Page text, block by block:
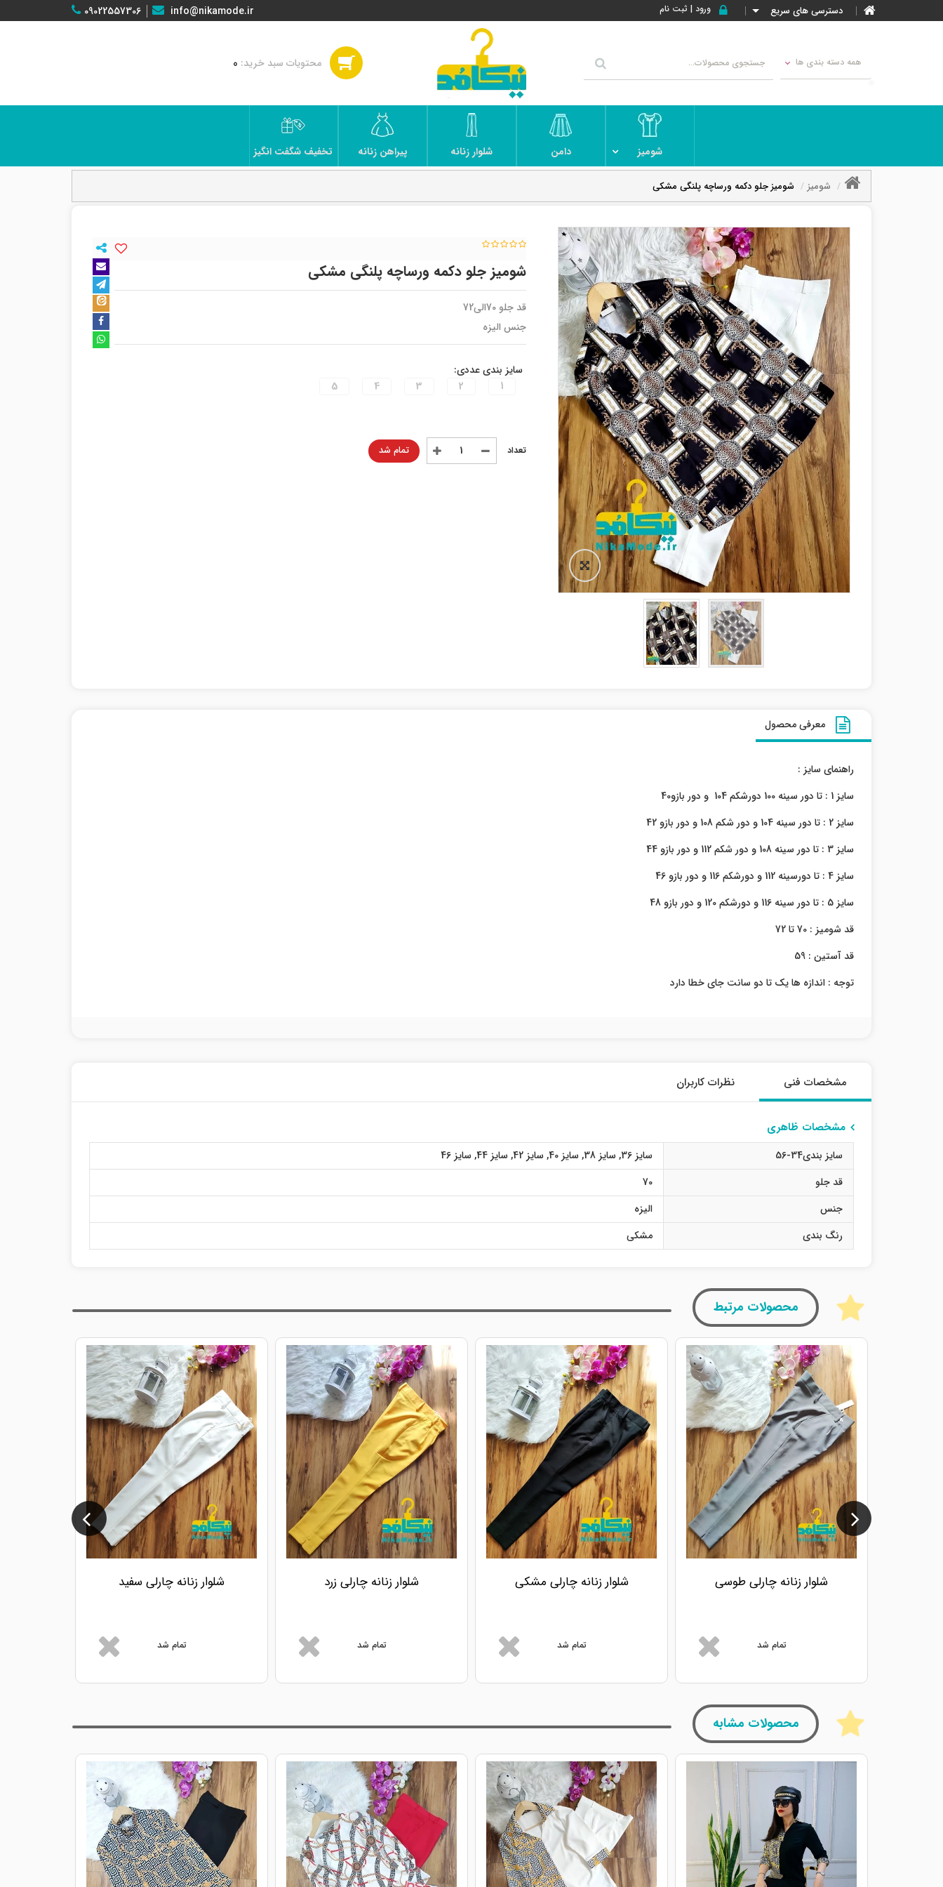
دسترسی های سریع ورود | ثبت نام 09022557306 info@nikamode.ir
همه دسته بندی ها 0
شومیز دامن شلوار زنانه پیراهن زنانه تخفیف شگفت انگیز
شومیز شومیز جلو دکمه ورساچه پلنگی مشکی
شومیز جلو دکمه ورساچه پلنگی مشکی
قد جلو 70الی72
جنس الیزه
سایز بندی عددی:
1
2
3
4
5
تمام شد
معرفی محصول
راهنمای سایز :
سایز 1 : تا دور سینه 100 دورشکم 104 و دور بازو40
سایز 2 : تا دور سینه 104 و دور شکم 108 و دور بازو 42
سایز 3 : تا دور سینه 108 و دور شکم 112 و دور بازو 44
سایز 4 : تا دورسینه 112 و دورشکم 116 و دور بازو 46
سایز 5 : تا دور سینه 116 و دورشکم 120 و دور بازو 48
قد شومیز : 70 تا 72
قد آستین : 59
توجه : اندازه ها یک تا دو سانت جای خطا دارد
مشخصات فنی نظرات کاربران
مشخصات ظاهری
سایز بندی34-56 سایز 36 , سایز 38 , سایز 40 , سایز 42 , سایز 44 , سایز 46
قد جلو
70
جنس
الیزه
رنگ بندی
مشکی
محصولات مرتبط
شلوار زنانه چارلی طوسی
تمام شد
شلوار زنانه چارلی مشکی
تمام شد
شلوار زنانه چارلی زرد
تمام شد
شلوار زنانه چارلی سفید
تمام شد
محصولات مشابه